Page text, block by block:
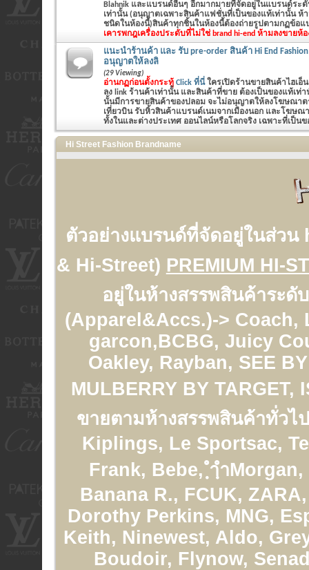
Blahnik และแบรนด์อื่นๆ อีกมากมายที่จัดอยู่ในแบรนด์ระ
เท่านั้น (อนุญาตเฉพาะสินค้าแฟชั่นที่เป็นของแท้เท่านั้น ห้า
ชนิดในห้องนี้)สินค้าทุกชิ้นในห้องนี้ต้องถ่ายรูปตามกฏข้อแ
เคารพกฎเครื่องประดับที่ไม่ใช่ brand hi-end ห้ามลงขายห้อ
แนะนำร้านค้า และ รับ pre-order สินค้า Hi End
อนุญาตให้ลงลิ
(29 Viewing)
อ่านกฏก่อนตั้งกระทู้ Click ที่นี่ ใครเปิดร้านขายสินค้าไฮเ
ลง link ร้านค้าเท่านั้น และสินค้าที่ขาย ต้องเป็นของแท้เท่
นั้นมีการขายสินค้าของปลอม จะไม่อนุญาตให้ลงโฆษณาต
เที่ยวบิน รับหิ้วสินค้าแบรนด์เนมจากเมืองนอก และโฆษ
ทั้งในและต่างประเทศ ออนไลน์หรือโลกจริง เฉพาะที่เป็น
Hi Street Fashion Brandname
ตัวอย่างแบรนด์ที่จัดอยู่ในส่วน
& Hi-Street) PREMIUM HI-
อยู่ในห้างสรรพสินค้าระดั
(Apparel&Accs.)-> Coach,
garcon,BCBG, Juicy
Oakley, Rayban, SEE
MULBERRY BY TARGET,
ขายตามห้างสรรพสินค้าทั่วไ
Kiplings, Le Sportsac,
Frank, Bebe, ฺำฺำ
Banana R., FCUK,
Dorothy Perkins, MNG,
Keith, Ninewest, Aldo,
Boudoir, Flynow,